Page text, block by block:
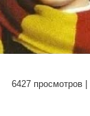
6427 просмотров |